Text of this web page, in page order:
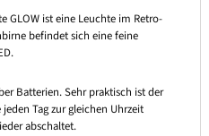
GLOW ist eine Leuchte im Retro-
befindet sich eine feine
Batterien. Sehr praktisch ist der
Tag zur gleichen Uhrzeit
abschaltet.